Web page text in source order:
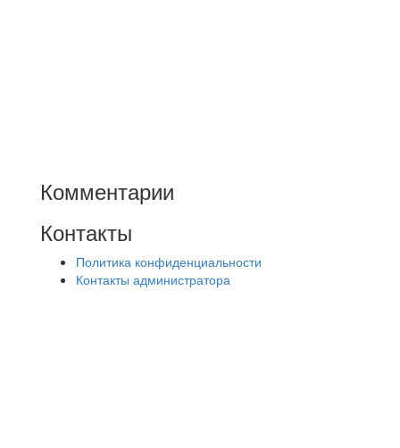
Комментарии
Контакты
Политика конфиденциальности
Контакты администратора